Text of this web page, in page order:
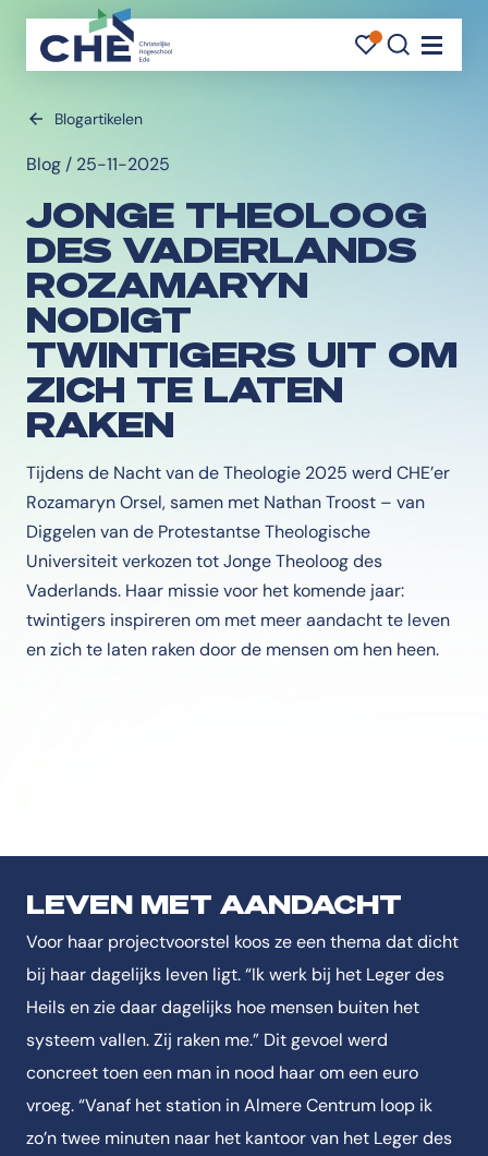
Blogartikelen
Blog / 25-11-2025
JONGE THEOLOOG
DES VADERLANDS
ROZAMARYN
NODIGT
TWINTIGERS UIT OM
ZICH TE LATEN
RAKEN
Tijdens de Nacht van de Theologie 2025 werd CHE’er
Rozamaryn Orsel, samen met Nathan Troost – van
Diggelen van de Protestantse Theologische
Universiteit verkozen tot Jonge Theoloog des
Vaderlands. Haar missie voor het komende jaar:
twintigers inspireren om met meer aandacht te leven
en zich te laten raken door de mensen om hen heen.
LEVEN MET AANDACHT
Voor haar projectvoorstel koos ze een thema dat dicht
bij haar dagelijks leven ligt. “Ik werk bij het Leger des
Heils en zie daar dagelijks hoe mensen buiten het
systeem vallen. Zij raken me.” Dit gevoel werd
concreet toen een man in nood haar om een euro
vroeg. “Vanaf het station in Almere Centrum loop ik
zo’n twee minuten naar het kantoor van het Leger des